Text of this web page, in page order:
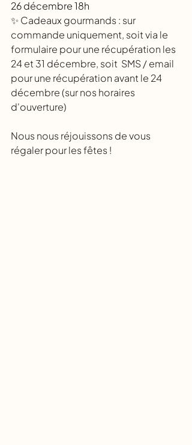
26 décembre 18h
✨ Cadeaux gourmands : sur
commande uniquement, soit via le
formulaire pour une récupération les
24 et 31 décembre, soit  SMS / email
pour une récupération avant le 24
décembre (sur nos horaires
d'ouverture)
Nous nous réjouissons de vous
régaler pour les fêtes !